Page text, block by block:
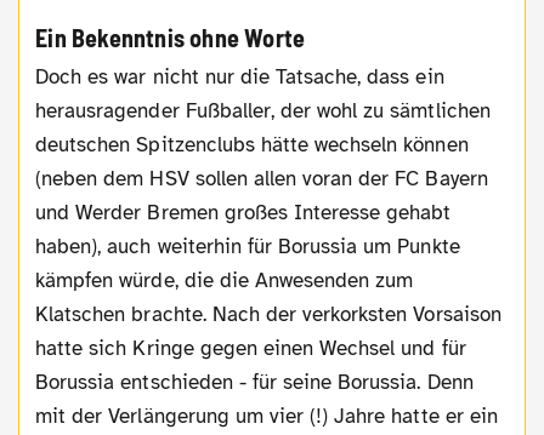
Ein Bekenntnis ohne Worte
Doch es war nicht nur die Tatsache, dass ein
herausragender Fußballer, der wohl zu sämtlichen
deutschen Spitzenclubs hätte wechseln können
(neben dem HSV sollen allen voran der FC Bayern
und Werder Bremen großes Interesse gehabt
haben), auch weiterhin für Borussia um Punkte
kämpfen würde, die die Anwesenden zum
Klatschen brachte. Nach der verkorksten Vorsaison
hatte sich Kringe gegen einen Wechsel und für
Borussia entschieden - für seine Borussia. Denn
mit der Verlängerung um vier (!) Jahre hatte er ein